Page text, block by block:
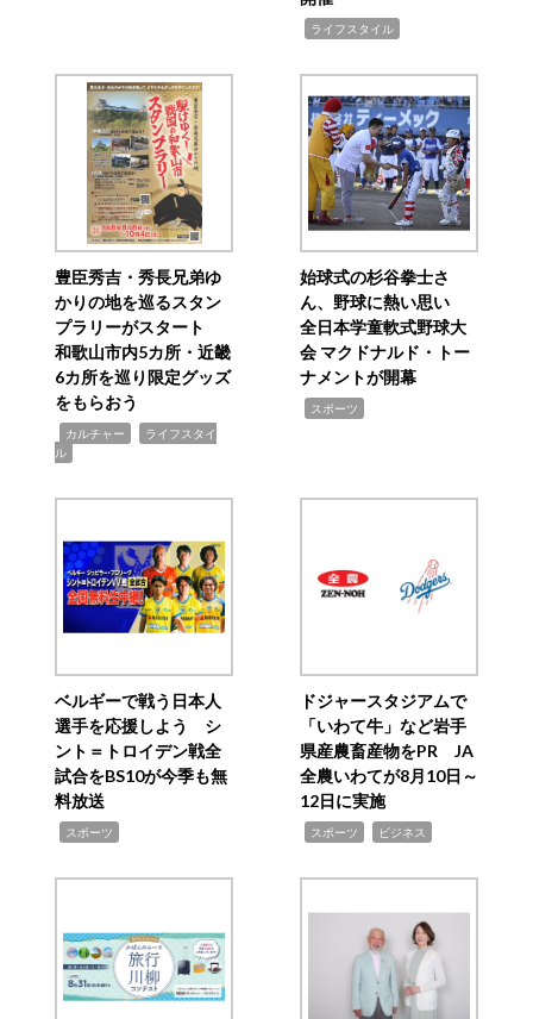
ライフスタイル
豊臣秀吉・秀長兄弟ゆ
かりの地を巡るスタン
プラリーがスタート
和歌山市内5カ所・近畿
6カ所を巡り限定グッズ
をもらおう
カルチャー
ライフスタイ
ル
始球式の杉谷拳士さ
ん、野球に熱い思い
全日本学童軟式野球大
会 マクドナルド・トー
ナメントが開幕
スポーツ
ベルギーで戦う日本人
選手を応援しよう シ
ント＝トロイデン戦全
試合をBS10が今季も無
料放送
スポーツ
ドジャースタジアムで
「いわて牛」など岩手
県産農畜産物をPR JA
全農いわてが8月10日～
12日に実施
スポーツ ビジネス